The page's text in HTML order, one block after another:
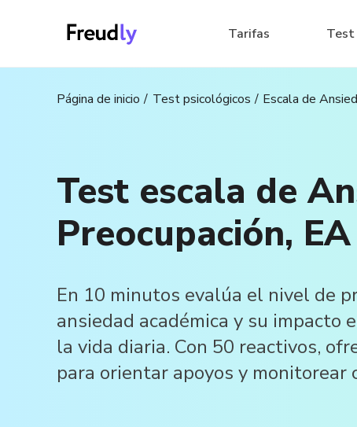
Tarifas Test
Página de inicio Test psicológicos Escala de
Test escala de
Preocupación, EA
En 10 minutos evalúa el nivel de
ansiedad académica y su impacto
la vida diaria. Con 50 reactivos,
para orientar apoyos y monitorear